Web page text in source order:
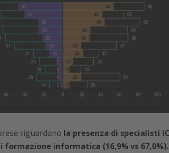
riguardano la presenza di specialisti
formazione informatica (16,9% vs 67,0%).